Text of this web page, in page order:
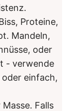
Proteine,
Mandeln,
oder
- verwende
einfach,
Falls